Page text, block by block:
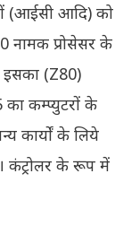
(आईसी आदि) को
नामक प्रोसेसर के
(Z80)
कम्प्युटरों के
कार्यों के लिये
कंट्रोलर के रूप में